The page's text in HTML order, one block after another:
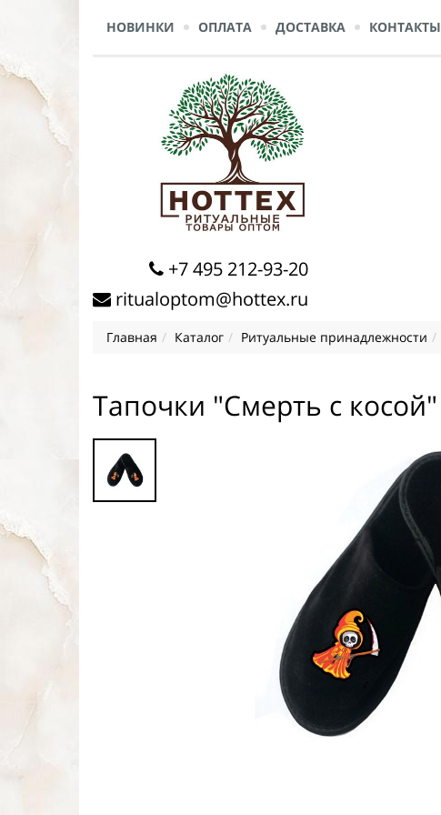
НОВИНКИ ОПЛАТА ДОСТАВКА КОНТАКТЫ
+7 495 212-93-20
ritualoptom@hottex.ru
Главная Каталог Ритуальные принадлежности
Тапочки "Смерть с косой"